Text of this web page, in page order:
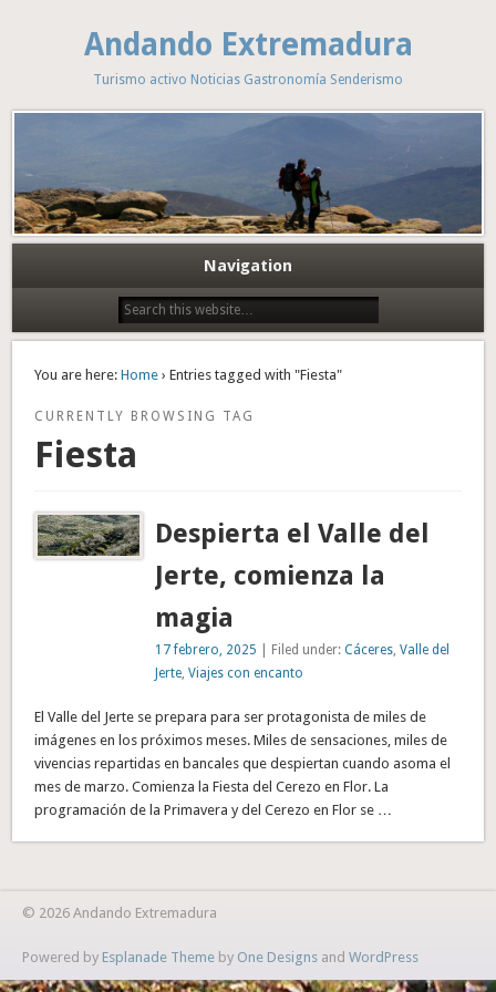
Andando Extremadura
Turismo activo Noticias Gastronomía Senderismo
Navigation
You are here: Home › Entries tagged with "Fiesta"
CURRENTLY BROWSING TAG
Fiesta
Despierta el Valle del
Jerte, comienza la
magia
17 febrero, 2025 | Filed under: Cáceres, Valle del
Jerte, Viajes con encanto
El Valle del Jerte se prepara para ser protagonista de miles de
imágenes en los próximos meses. Miles de sensaciones, miles de
vivencias repartidas en bancales que despiertan cuando asoma el
mes de marzo. Comienza la Fiesta del Cerezo en Flor. La
programación de la Primavera y del Cerezo en Flor se …
© 2026 Andando Extremadura
Powered by Esplanade Theme by One Designs and WordPress